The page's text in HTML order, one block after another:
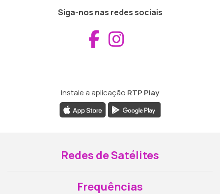
Siga-nos nas redes sociais
Aceder ao
Instale a aplicação RTP Play
Redes de Satélites
Frequências